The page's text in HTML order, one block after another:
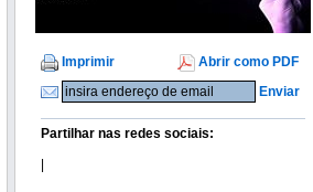
Imprimir
Abrir como PDF
Enviar
Partilhar nas redes sociais: